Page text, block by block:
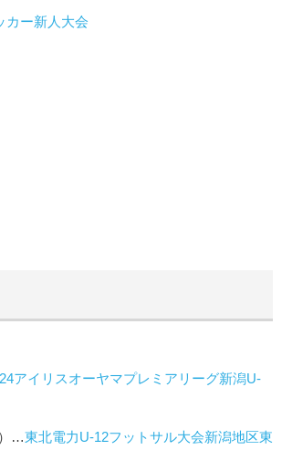
カー新人大会
アイリスオーヤマプレミアリーグ新潟U-
…東北電力U-12フットサル大会新潟地区東